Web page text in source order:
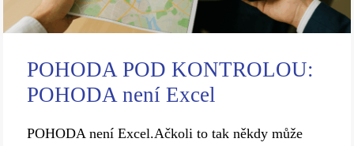
POHODA POD KONTROLOU:
POHODA není Excel
POHODA není Excel.Ačkoli to tak někdy může